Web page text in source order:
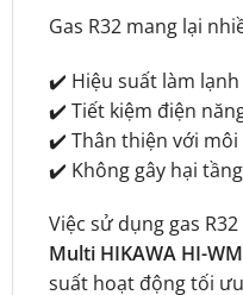
Gas R32 mang lại
✔️ Hiệu suất làm lạnh
✔️ Tiết kiệm điện
✔️ Thân thiện với
✔️ Không gây hại
Việc sử dụng gas
Multi HIKAWA HI-
suất hoạt động tối